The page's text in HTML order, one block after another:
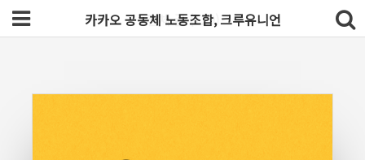
전체 글 (129)
카카오 공동체 노동조합, 크루유니언